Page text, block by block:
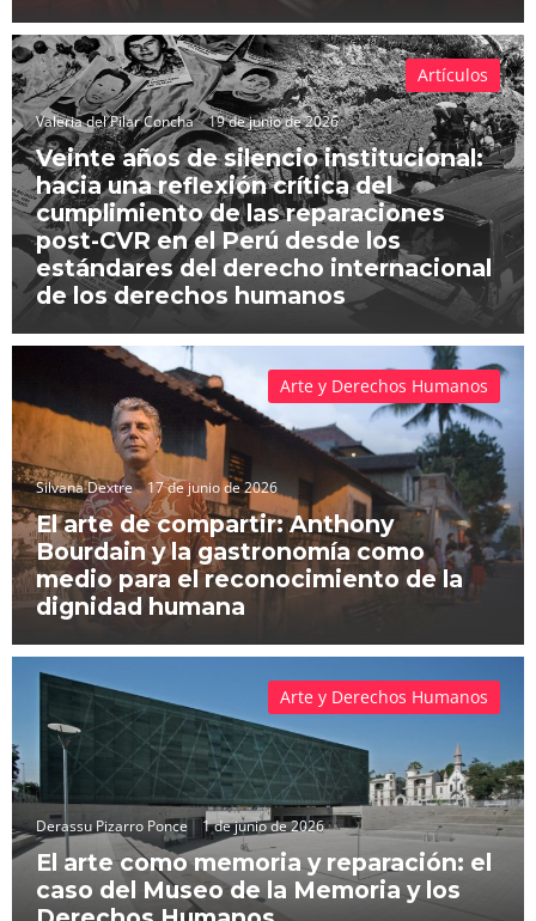
Valeria del Pilar Concha 19 de junio de 2026
Veinte años de silencio institucional:
hacia una reflexión crítica del
cumplimiento de las reparaciones
post-CVR en el Perú desde los
estándares del derecho internacional
de los derechos humanos
Artículos
Silvana Dextre 17 de junio de 2026
El arte de compartir: Anthony
Bourdain y la gastronomía como
medio para el reconocimiento de la
dignidad humana
Arte y Derechos Humanos
Derassu Pizarro Ponce 1 de junio de 2026
El arte como memoria y reparación: el
caso del Museo de la Memoria y los
Arte y Derechos Humanos